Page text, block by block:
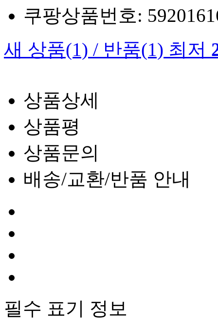
쿠팡상품번호:
새 상품(1) / 반품(1) 최저
상품상세
상품평
상품문의
배송/교환/반품 안내
필수 표기 정보